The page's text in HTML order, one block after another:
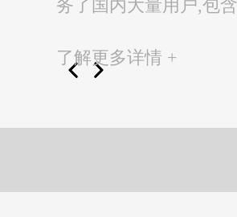
务了国内大量用户,包
了解更多详情 +